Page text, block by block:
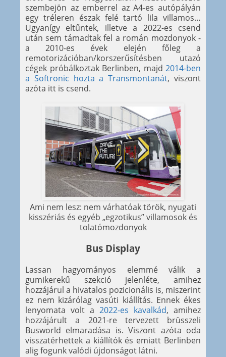
szembejön az emberrel az A4-es autópályán
egy tréleren észak felé tartó lila villamos…
Ugyanígy eltűntek, illetve a 2022-es csend
után sem támadtak fel a román mozdonyok -
a 2010-es évek elején főleg a
remotorizációban/korszerűsítésben utazó
cégek próbálkoztak Berlinben, majd 2014-ben
a Softronic hozta a Transmontanát, viszont
azóta itt is csend.
Ami nem lesz: nem várhatóak török, nyugati
kisszériás és egyéb „egzotikus” villamosok és
tolatómozdonyok
Bus Display
Lassan hagyományos elemmé válik a
gumikerekű szekció jelenléte, amihez
hozzájárul a hivatalos pozicionális is, miszerint
ez nem kizárólag vasúti kiállítás. Ennek ékes
lenyomata volt a 2022-es kavalkád, amihez
hozzájárult a 2021-re tervezett brüsszeli
Busworld elmaradása is. Viszont azóta oda
visszatérhettek a kiállítók és emiatt Berlinben
alig fogunk valódi újdonságot látni.